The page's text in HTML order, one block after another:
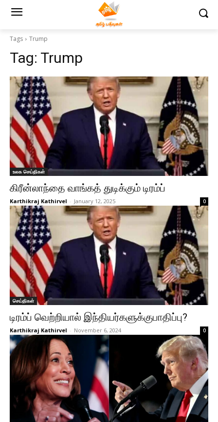
Tags Trump
Tag: Trump
உலக செய்திகள்
கிரீன்லாந்தை வாங்கத் துடிக்கும் டிரம்ப்
Karthikraj Kathirvel - January 12, 2025 0
செய்திகள்
டிரம்ப் வெற்றியால் இந்தியர்களுக்குபாதிப்பு?
Karthikraj Kathirvel - November 6, 2024 0